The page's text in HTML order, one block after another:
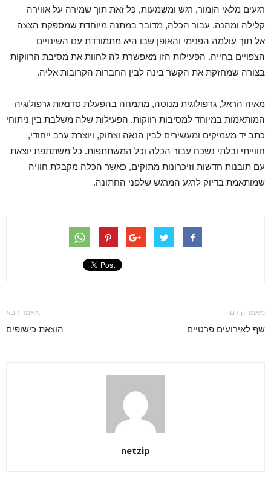
רגעים מלאי הומור, רגש ומשמעות, כל זאת תוך שמירה על אווירה
קלילה ומהנה. עבור הכלה, מדובר במתנה מיוחדת שמספקת הצצה
אל תוך עולמה הפנימי והאופן שבו היא מתמודדת עם השינויים
הצפויים בחייה. הפעילות הזו מאפשרת לה לחוות את מסיבת הרווקות
בצורה שמחזקת את הקשר בינה לבין החברות הקרובות אליה.
מאיה הראל, גרפולוגית מנוסה, מתמחה בהפעלת סדנאות גרפולוגיה
המותאמות במיוחד למסיבות רווקות. הפעילות שלה משלבת בין ניתוחי
כתב יד מעמיקים ומעשירים לבין הנאה וצחוק, ויוצרת ערב ייחודי,
חווייתי ובלתי נשכח עבור הכלה וכל המשתתפות. כל משתתפת יוצאת
עם תובנות חדשות וזיכרונות מתוקים, כאשר הכלה מקבלת חוויה
שמותאמת בדיוק לרגע המרגש שלפני החתונה.
מאמר קודם
שף לאירועים פרטיים
מאמר הבא
הוצאת כישופים
netzip